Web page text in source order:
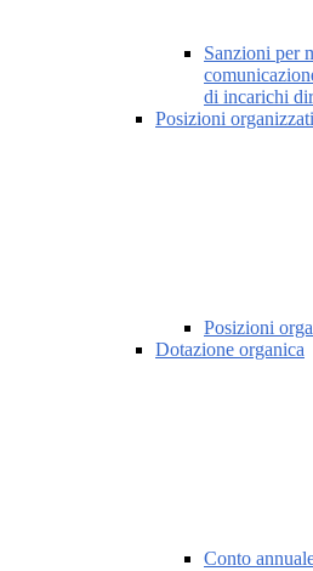
Sanzioni per
di incarichi
Posizioni
Posizioni
Dotazione organica
Conto